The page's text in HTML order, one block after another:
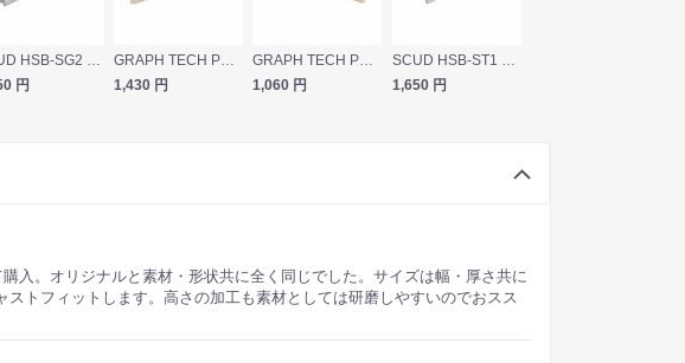
円
1,430 円
1,060 円
1,650 円
入。オリジナルと素材・形状共に全く同じでした。サイズは幅・厚さ共に
トフィットします。高さの加工も素材としては研磨しやすいのでおスス